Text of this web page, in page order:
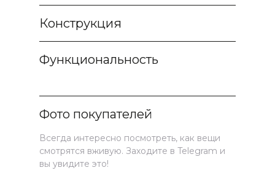
Конструкция
Функциональность
Фото покупателей
Всегда интересно посмотреть, как вещи
смотрятся вживую. Заходите в Telegram и
вы увидите это!